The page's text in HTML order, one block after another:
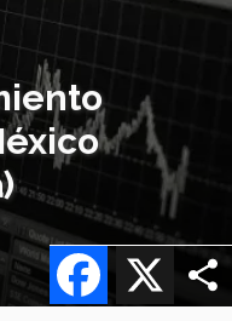
X
Facebook